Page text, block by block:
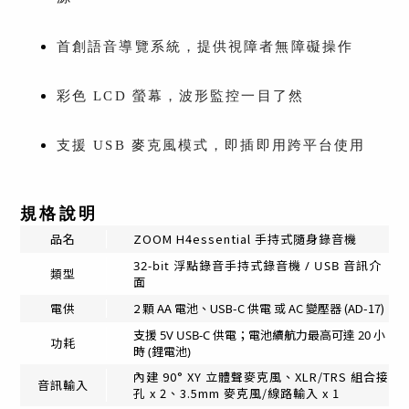
首創語音導覽系統，提供視障者無障礙操作
彩色 LCD 螢幕，波形監控一目了然
支援 USB 麥克風模式，即插即用跨平台使用
規格說明
品名
ZOOM H4essential 手持式隨身錄音機
類型
32-bit 浮點錄音手持式錄音機 / USB 音訊介
面
電供
2 顆 AA 電池、USB-C 供電 或 AC 變壓器 (AD-17)
功耗
支援 5V USB-C 供電；電池續航力最高可達 20 小
時 (鋰電池)
音訊輸入
內建 90° XY 立體聲麥克風、XLR/TRS 組合接
孔 x 2、3.5mm 麥克風/線路輸入 x 1